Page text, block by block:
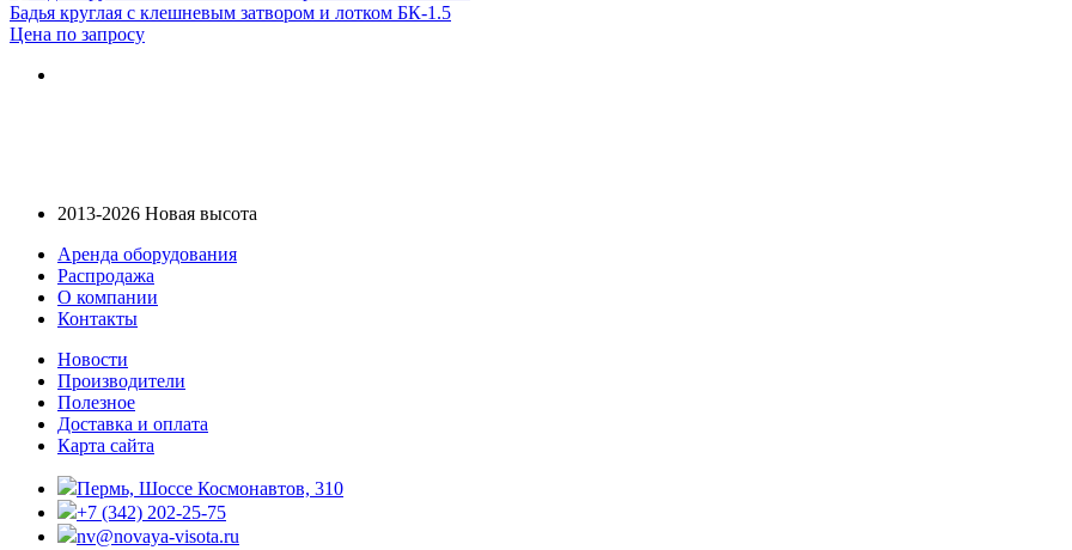
Бадья круглая с клешневым затвором и лотком БК-1.5
Цена по запросу
2013-2026 Новая высота
Аренда оборудования
Распродажа
О компании
Контакты
Новости
Производители
Полезное
Доставка и оплата
Карта сайта
Пермь, Шоссе Космонавтов, 310
+7 (342) 202-25-75
nv@novaya-visota.ru